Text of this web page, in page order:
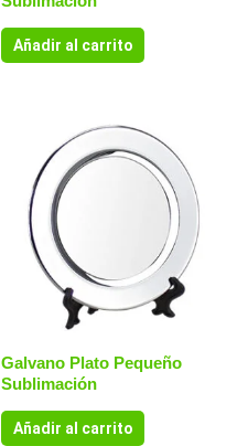
Añadir al carrito
Galvano Plato Pequeño
Sublimación
Añadir al carrito